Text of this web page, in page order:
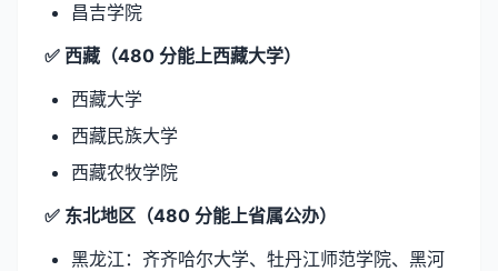
昌吉学院
✅ 西藏（480 分能上西藏大学）
西藏大学
西藏民族大学
西藏农牧学院
✅ 东北地区（480 分能上省属公办）
黑龙江：齐齐哈尔大学、牡丹江师范学院、黑河